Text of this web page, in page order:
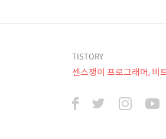
TISTORY
센스쟁이 프로그래머, 비